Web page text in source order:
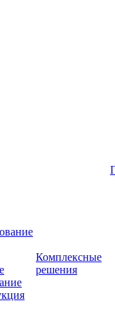
Комплексные
решения